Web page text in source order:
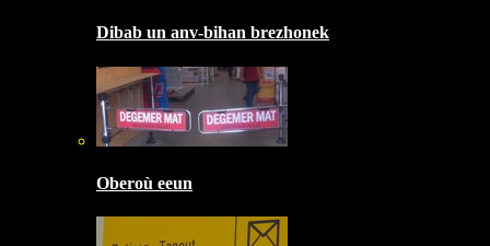
Dibab un anv-bihan brezhonek
Oberoù eeun